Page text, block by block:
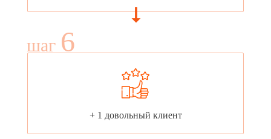
шаг 6
+ 1 довольный клиент